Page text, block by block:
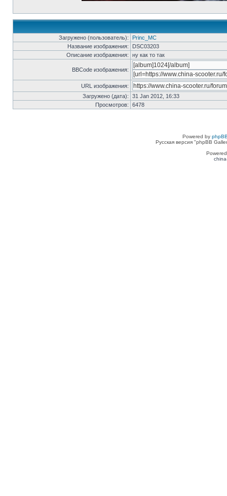
Загружено (пользователь):
Princ_MC
Название изображения:
DSC03203
Описание изображения:
ну как то так
BBCode изображения:
URL изображения:
Загружено (дата):
31 Jan 2012, 16:33
Просмотров:
6478
Powered by
Русская версия "phpBB